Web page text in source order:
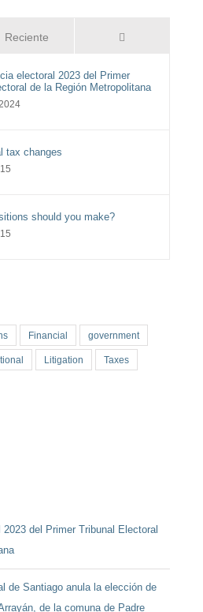
Reciente
electoral 2023 del Primer
de la Región Metropolitana
tax changes
should you make?
Financial government
Litigation Taxes
del Primer Tribunal Electoral
de Santiago anula la elección de
de la comuna de Padre